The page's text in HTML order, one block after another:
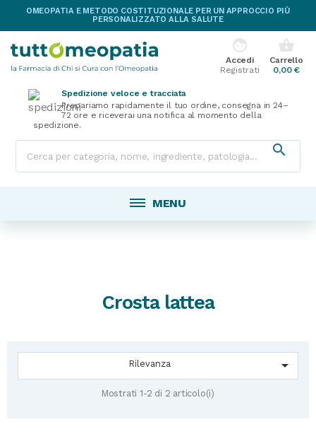
OMEOPATIA E METODO COSTITUZIONALE PER UN APPROCCIO PIÙ
PERSONALIZZATO ALLA SALUTE
shopping_basket
Carrello
0,00 €
face
Accedi
Registrati
Spedizione veloce e tracciata
Prepariamo rapidamente il tuo ordine, consegna in 24–
72 ore e riceverai una notifica al momento della
spedizione.

MENU
Crosta lattea
Rilevanza 
Mostrati 1-2 di 2 articolo(i)